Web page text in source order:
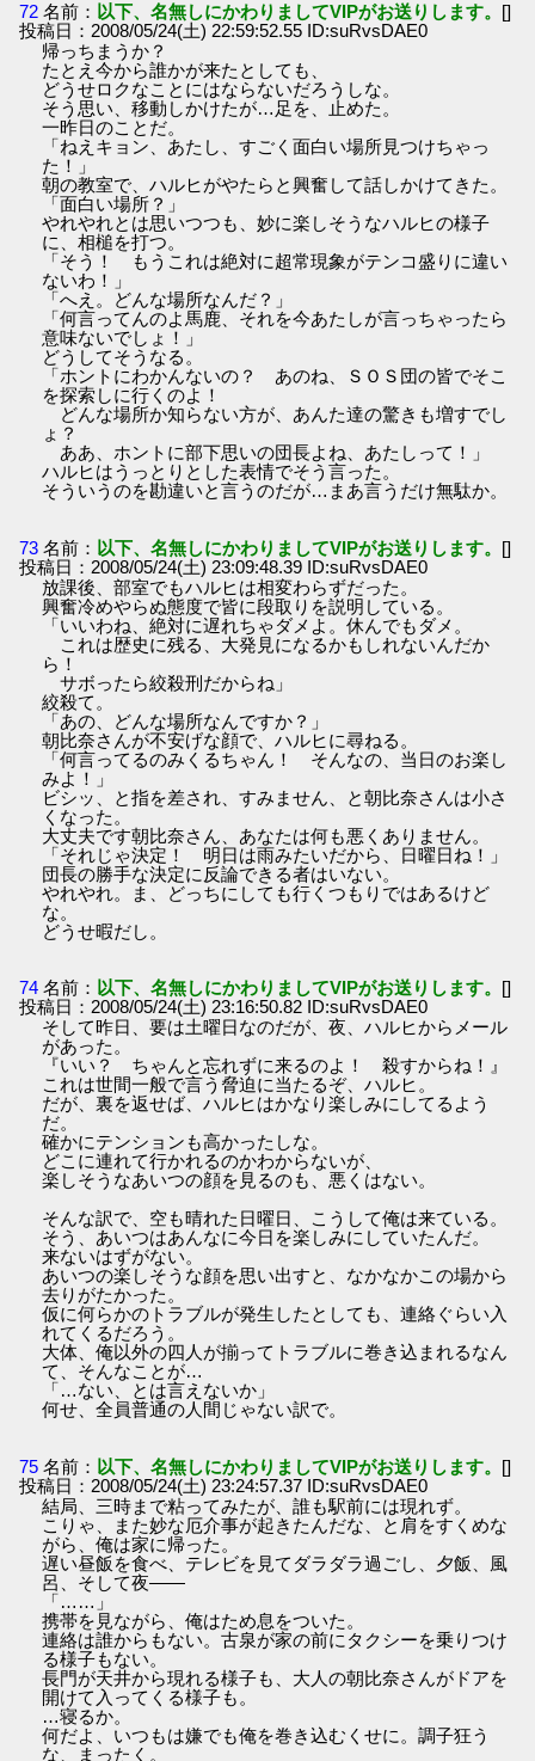
72 名前： 以下、名無しにかわりましてVIPがお送りします。 []
投稿日：2008/05/24(土) 22:59:52.55 ID:suRvsDAE0
帰っちまうか？
たとえ今から誰かが来たとしても、
どうせロクなことにはならないだろうしな。
そう思い、移動しかけたが…足を、止めた。
一昨日のことだ。
「ねえキョン、あたし、すごく面白い場所見つけちゃっ
た！」
朝の教室で、ハルヒがやたらと興奮して話しかけてきた。
「面白い場所？」
やれやれとは思いつつも、妙に楽しそうなハルヒの様子
に、相槌を打つ。
「そう！ もうこれは絶対に超常現象がテンコ盛りに違い
ないわ！」
「へえ。どんな場所なんだ？」
「何言ってんのよ馬鹿、それを今あたしが言っちゃったら
意味ないでしょ！」
どうしてそうなる。
「ホントにわかんないの？ あのね、ＳＯＳ団の皆でそこ
を探索しに行くのよ！
どんな場所か知らない方が、あんた達の驚きも増すでし
ょ？
ああ、ホントに部下思いの団長よね、あたしって！」
ハルヒはうっとりとした表情でそう言った。
そういうのを勘違いと言うのだが…まあ言うだけ無駄か。
73 名前： 以下、名無しにかわりましてVIPがお送りします。 []
投稿日：2008/05/24(土) 23:09:48.39 ID:suRvsDAE0
放課後、部室でもハルヒは相変わらずだった。
興奮冷めやらぬ態度で皆に段取りを説明している。
「いいわね、絶対に遅れちゃダメよ。休んでもダメ。
これは歴史に残る、大発見になるかもしれないんだか
ら！
サボったら絞殺刑だからね」
絞殺て。
「あの、どんな場所なんですか？」
朝比奈さんが不安げな顔で、ハルヒに尋ねる。
「何言ってるのみくるちゃん！ そんなの、当日のお楽し
みよ！」
ビシッ、と指を差され、すみません、と朝比奈さんは小さ
くなった。
大丈夫です朝比奈さん、あなたは何も悪くありません。
「それじゃ決定！ 明日は雨みたいだから、日曜日ね！」
団長の勝手な決定に反論できる者はいない。
やれやれ。ま、どっちにしても行くつもりではあるけど
な。
どうせ暇だし。
74 名前： 以下、名無しにかわりましてVIPがお送りします。 []
投稿日：2008/05/24(土) 23:16:50.82 ID:suRvsDAE0
そして昨日、要は土曜日なのだが、夜、ハルヒからメール
があった。
『いい？ ちゃんと忘れずに来るのよ！ 殺すからね！』
これは世間一般で言う脅迫に当たるぞ、ハルヒ。
だが、裏を返せば、ハルヒはかなり楽しみにしてるよう
だ。
確かにテンションも高かったしな。
どこに連れて行かれるのかわからないが、
楽しそうなあいつの顔を見るのも、悪くはない。
そんな訳で、空も晴れた日曜日、こうして俺は来ている。
そう、あいつはあんなに今日を楽しみにしていたんだ。
来ないはずがない。
あいつの楽しそうな顔を思い出すと、なかなかこの場から
去りがたかった。
仮に何らかのトラブルが発生したとしても、連絡ぐらい入
れてくるだろう。
大体、俺以外の四人が揃ってトラブルに巻き込まれるなん
て、そんなことが…
「…ない、とは言えないか」
何せ、全員普通の人間じゃない訳で。
75 名前： 以下、名無しにかわりましてVIPがお送りします。 []
投稿日：2008/05/24(土) 23:24:57.37 ID:suRvsDAE0
結局、三時まで粘ってみたが、誰も駅前には現れず。
こりゃ、また妙な厄介事が起きたんだな、と肩をすくめな
がら、俺は家に帰った。
遅い昼飯を食べ、テレビを見てダラダラ過ごし、夕飯、風
呂、そして夜――
「……」
携帯を見ながら、俺はため息をついた。
連絡は誰からもない。古泉が家の前にタクシーを乗りつけ
る様子もない。
長門が天井から現れる様子も、大人の朝比奈さんがドアを
開けて入ってくる様子も。
…寝るか。
何だよ、いつもは嫌でも俺を巻き込むくせに。調子狂う
な、まったく。